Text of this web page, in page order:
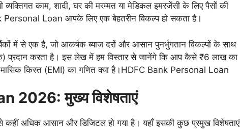
काम, शादी, घर की मरम्मत या मेडिकल इमरजेंसी के लिए पैसों की
Loan आपके लिए एक बेहतरीन विकल्प हो सकता है।
में से एक है, जो आकर्षक ब्याज दरों और आसान पुनर्भुगतान विकल्पों के साथ
करता है। इस लेख में हम विस्तार से जानेंगे कि आप कैसे ₹6 लाख का
किस्त (EMI) का गणित क्या है।HDFC Bank Personal Loan
2026: मुख्य विशेषताएं
अधिक आसान और डिजिटल हो गया है। यहाँ इसकी कुछ प्रमुख विशेषताएं